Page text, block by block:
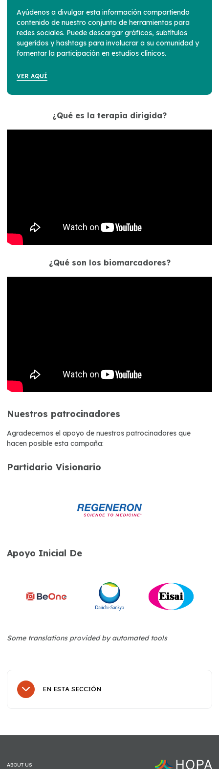
Ayúdenos a divulgar esta información compartiendo
contenido de nuestro conjunto de herramientas para
redes sociales. Puede descargar gráficos, subtítulos
sugeridos y hashtags para involucrar a su comunidad y
fomentar la participación en estudios clínicos.
VER AQUÍ
¿Qué es la terapia dirigida?
¿Qué son los biomarcadores?
Nuestros patrocinadores
Agradecemos el apoyo de nuestros patrocinadores que
hacen posible esta campaña:
Partidario Visionario
Apoyo Inicial De
Some translations provided by automated tools
Subnavegación
EN ESTA SECCIÓN
ABOUT US